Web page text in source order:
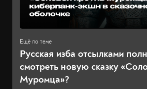
Русская изба отсылками
смотреть новую сказку
Муромца»?